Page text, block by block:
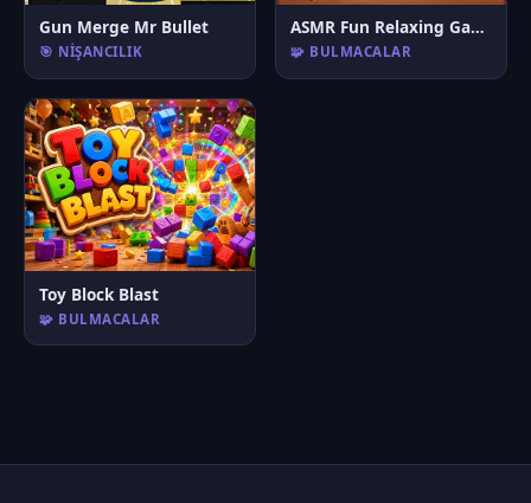
Gun Merge Mr Bullet
🎯 NIŞANCILIK
ASMR Fun Relaxing Games
🧩 BULMACALAR
Toy Block Blast
🧩 BULMACALAR